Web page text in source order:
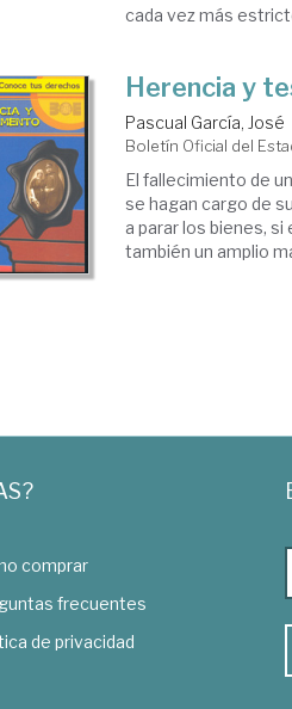
cada vez más
Herencia y
Pascual García, José
Boletín Oficial del
El fallecimiento de
se hagan cargo de
a parar los bienes,
también un amplio
comprar
frecuentes
de privacidad